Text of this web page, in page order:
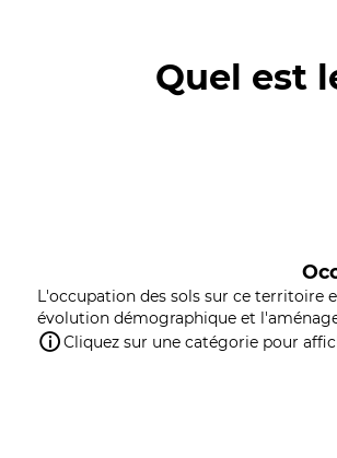
Quel est
L'occupation des sols sur ce territoire
évolution démographique et
Cliquez sur une catégorie pour